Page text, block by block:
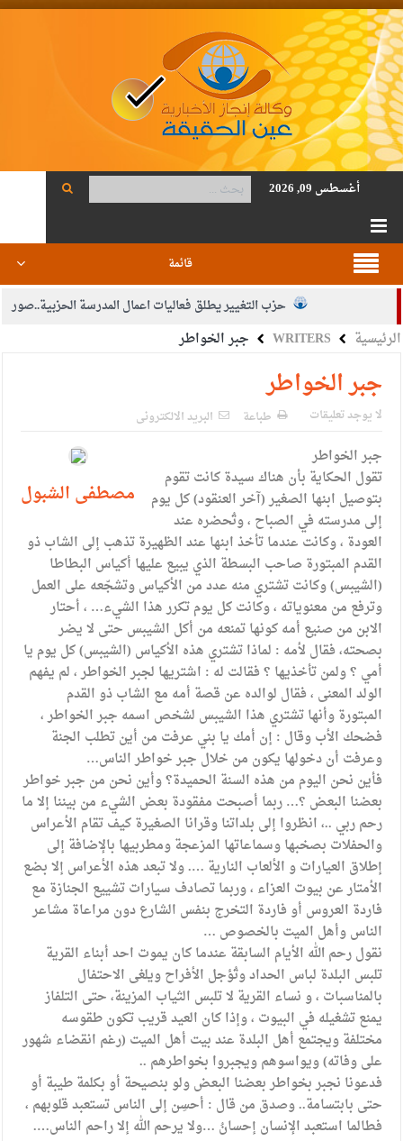
أغسطس 09, 2026
قائمة
حزب التغيير يطلق فعاليات اعمال المدرسة الحزبية..صور
الجيش يفتح باب التجنيد لحملة البكالوريوس في الحقوق والقانون
بيان اجتماع عمّان:دعم الوصاية الهاشمية التاريخية على المقدسات
الإسلامية والمسيحية
النواب يقر مشروع تعديل قانون الملكية العقارية
القاضي يلتقي رؤساء تحرير الصحف اليومية ويؤكد حرص مجلس
النواب على شراكة فاعلة مع الإعلام
دعوة المكلفين بخدمة العلم (الدفعة الثالثة) إلى مراجعة منصة خدمة
العلم
الملك يلتقي مجموعة من رفاق السلاح
الملك يتلقى اتصالا هاتفيا من العاهل البحريني
القاضي محمود أحمد فريحات.. مبارك ومزيدا من التوفيق
الرئيسية WRITERS جبر الخواطر
جبر الخواطر
لا يوجد تعليقات طباعة البريد الالكترونى
مصطفى الشبول
جبر الخواطر
تقول الحكاية بأن هناك سيدة كانت تقوم
بتوصيل ابنها الصغير (آخر العنقود) كل يوم
إلى مدرسته في الصباح ، وتُحضره عند
العودة ، وكانت عندما تأخذ ابنها عند الظهيرة تذهب إلى الشاب ذو
القدم المبتورة صاحب البسطة الذي يبيع عليها أكياس البطاطا
(الشيبس) وكانت تشتري منه عدد من الأكياس وتشجّعه على العمل
وترفع من معنوياته ، وكانت كل يوم تكرر هذا الشيء… ، أحتار
الابن من صنيع أمه كونها تمنعه من أكل الشيبس حتى لا يضر
بصحته، فقال لأمه : لماذا تشتري هذه الأكياس (الشيبس) كل يوم يا
أمي ؟ ولمن تأخذيها ؟ فقالت له : اشتريها لجبر الخواطر ، لم يفهم
الولد المعنى ، فقال لوالده عن قصة أمه مع الشاب ذو القدم
المبتورة وأنها تشتري هذا الشيبس لشخص اسمه جبر الخواطر ،
فضحك الأب وقال : إن أمك يا بني عرفت من أين تطلب الجنة
وعرفت أن دخولها يكون من خلال جبر خواطر الناس…
فأين نحن اليوم من هذه السنة الحميدة؟ وأين نحن من جبر خواطر
بعضنا البعض ؟… ربما أصبحت مفقودة بعض الشيء من بيننا إلا ما
رحم ربي ..، انظروا إلى بلداتنا وقرانا الصغيرة كيف تقام الأعراس
والحفلات بصخبها وسماعاتها المزعجة ومطربيها بالإضافة إلى
إطلاق العيارات و الألعاب النارية …. ولا تبعد هذه الأعراس إلا بضع
الأمتار عن بيوت العزاء ، وربما تصادف سيارات تشييع الجنازة مع
فاردة العروس أو فاردة التخرج بنفس الشارع دون مراعاة مشاعر
الناس وأهل الميت بالخصوص …
نقول رحم الله الأيام السابقة عندما كان يموت احد أبناء القرية
تلبس البلدة لباس الحداد وتُؤجل الأفراح ويلغى الاحتفال
بالمناسبات ، و نساء القرية لا تلبس الثياب المزينة، حتى التلفاز
يمنع تشغيله في البيوت ، وإذا كان العيد قريب تكون طقوسه
مختلفة ويجتمع أهل البلدة عند بيت أهل الميت (رغم انقضاء شهور
على وفاته) ويواسوهم ويجبروا بخواطرهم ..
فدعونا نجبر بخواطر بعضنا البعض ولو بنصيحة أو بكلمة طيبة أو
حتى بابتسامة.. وصدق من قال : أحسِن إلى الناس تستعبد قلوبهم ،
فطالما استعبد الإنسان إحسانُ …ولا يرحم الله إلا راحم الناس….